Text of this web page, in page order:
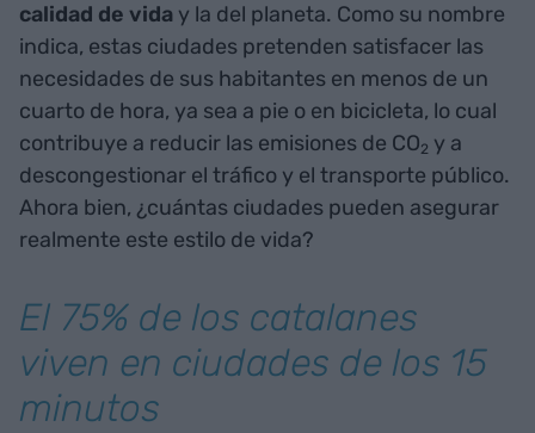
calidad de vida y la del planeta. Como su nombre
indica, estas ciudades pretenden satisfacer las
necesidades de sus habitantes en menos de un
cuarto de hora, ya sea a pie o en bicicleta, lo cual
contribuye a reducir las emisiones de CO2 y a
descongestionar el tráfico y el transporte público.
Ahora bien, ¿cuántas ciudades pueden asegurar
realmente este estilo de vida?
El 75% de los catalanes
viven en ciudades de los 15
minutos